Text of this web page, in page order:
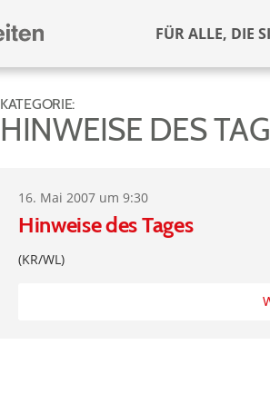
FÜR ALLE, DIE
KATEGORIE:
HINWEISE DES
16. Mai 2007 um 9:30
Hinweise des Tages
(KR/WL)